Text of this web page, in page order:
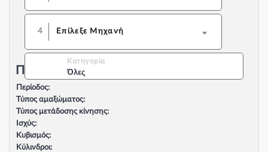
4 Επίλεξε Μηχανή
Κατηγορία
Όλες
Περιγραφή Αυτοκινήτου:
Περίοδος:
Τύπος αμαξώματος:
Τύπος μετάδοσης κίνησης:
Ισχύς:
Κυβισμός:
Κύλινδροι: